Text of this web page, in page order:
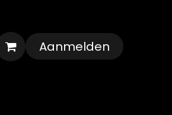
Aanmelden